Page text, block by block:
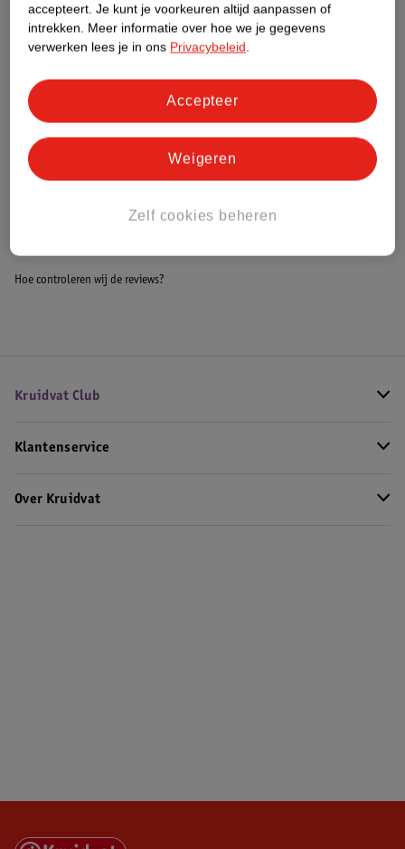
Dit product heeft (nog) geen Nature
Impact Score.
Meer informatie
Bestel & Bezorginformatie
Hoe controleren wij de reviews?
Kruidvat Club
Klantenservice
Over Kruidvat
accepteert. Je kunt je voorkeuren altijd aanpassen of
intrekken. Meer informatie over hoe we je gegevens
verwerken lees je in ons Privacybeleid.
Zelf cookies beheren
Weigeren
Accepteer